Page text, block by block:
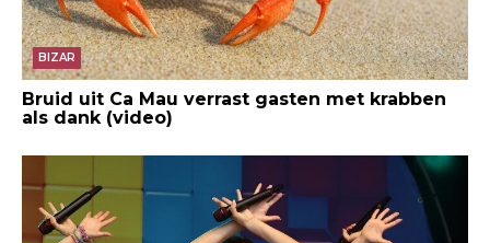
BIZAR
Bruid uit Ca Mau verrast gasten met krabben
als dank (video)